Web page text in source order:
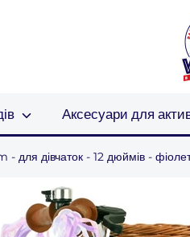
Аксесуари для
для дівчаток - 12 дюймів -